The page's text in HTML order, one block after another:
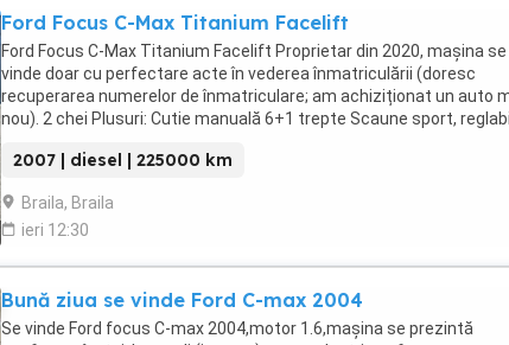
Ford Focus C-Max Titanium Facelift
Ford Focus C-Max Titanium Facelift Proprietar din 2020, mașina se
vinde doar cu perfectare acte în vederea înmatriculării (doresc
recuperarea numerelor de înmatriculare; am achiziționat un auto
nou). 2 chei Plusuri: Cutie manuală 6+1 trepte Scaune sport,
2007 | diesel | 225000 km
Braila, Braila
ieri 12:30
Bună ziua se vinde Ford C-max 2004
Se vinde Ford focus C-max 2004,motor 1.6,mașina se prezintă